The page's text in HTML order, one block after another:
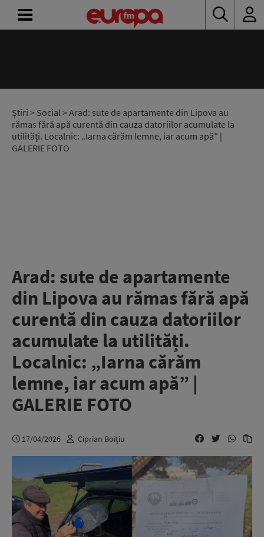
Știri > Social> Arad: sute de apartamente din Lipova au
rămas fără apă curentă din cauza datoriilor acumulate la
utilități. Localnic: „Iarna cărăm lemne, iar acum apă” |
GALERIE FOTO
Arad: sute de apartamente
din Lipova au rămas fără apă
curentă din cauza datoriilor
acumulate la utilități.
Localnic: „Iarna cărăm
lemne, iar acum apă” |
GALERIE FOTO
17/04/2026 Ciprian Boițiu
RADIO
CONCURSURI